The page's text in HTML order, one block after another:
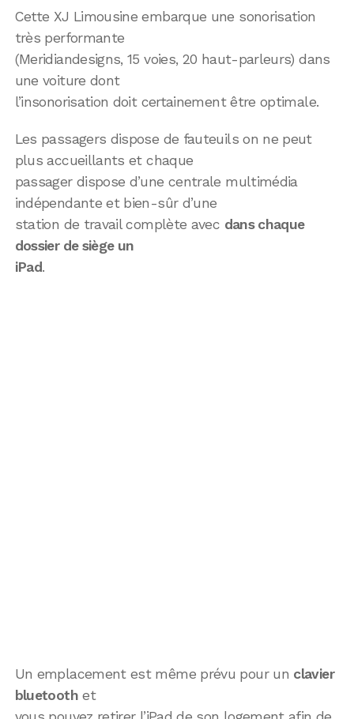
Cette XJ Limousine embarque une sonorisation
très performante
(Meridiandesigns, 15 voies, 20 haut-parleurs) dans
une voiture dont
l’insonorisation doit certainement être optimale.
Les passagers dispose de fauteuils on ne peut
plus accueillants et chaque
passager dispose d’une centrale multimédia
indépendante et bien-sûr d’une
station de travail complète avec dans chaque
dossier de siège un
iPad.
Un emplacement est même prévu pour un clavier
bluetoothet